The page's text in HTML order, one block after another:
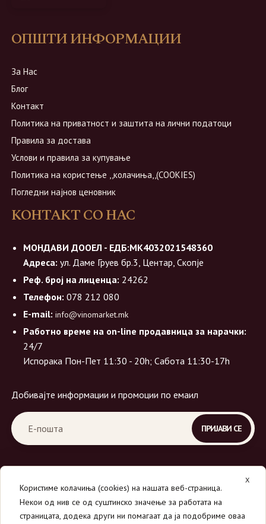
ОПШТИ ИНФОРМАЦИИ
За Нас
Блог
Контакт
Политика на приватност и заштита на лични податоци
Правила за достава
Услови и правила за купување
Политика на користење ,,колачиња,,(COOKIES)
Погледни најнов ценовник
КОНТАКТ СО НАС
МОНДАВИ ДООЕЛ - ЕДБ:МК4032021548360
Адреса: ул. Даме Груев бр.3, Центар, Скопје
Реф. број на лиценца: 24262
Телефон: 078 212 080
E-mail: info@vinomarket.mk
Работно време на on-line продавница за нарачки:
24/7
Испорака Пон-Пет 11:30 - 20h; Сабота 11:30-17h
Добивајте информации и промоции по емаил
X
Користиме колачиња (cookies) на нашата веб-страница.
Некои од нив се од суштинско значење за работата на
страницата, додека други ни помагаат да ја подобриме оваа